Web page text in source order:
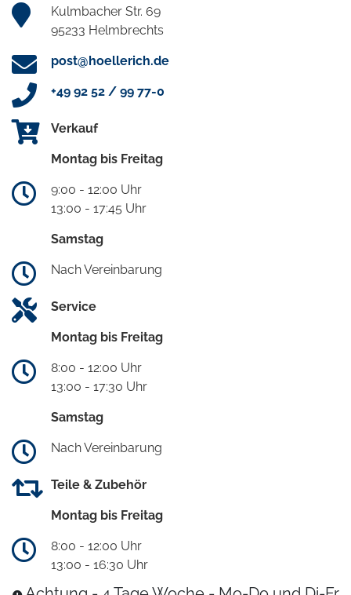
Kulmbacher Str. 69
95233 Helmbrechts
post@hoellerich.de
+49 92 52 / 99 77-0
Verkauf
Montag bis Freitag
9:00 - 12:00 Uhr
13:00 - 17:45 Uhr
Samstag
Nach Vereinbarung
Service
Montag bis Freitag
8:00 - 12:00 Uhr
13:00 - 17:30 Uhr
Samstag
Nach Vereinbarung
Teile & Zubehör
Montag bis Freitag
8:00 - 12:00 Uhr
13:00 - 16:30 Uhr